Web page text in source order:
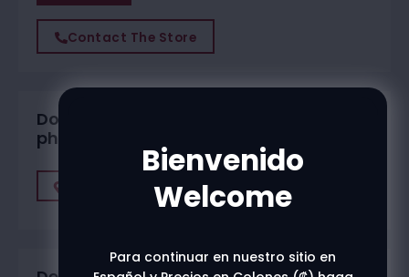
Contact The Store
Do you want to buy in one of our
physical stores?
Bienvenido
Welcome
Para continuar en nuestro sitio en